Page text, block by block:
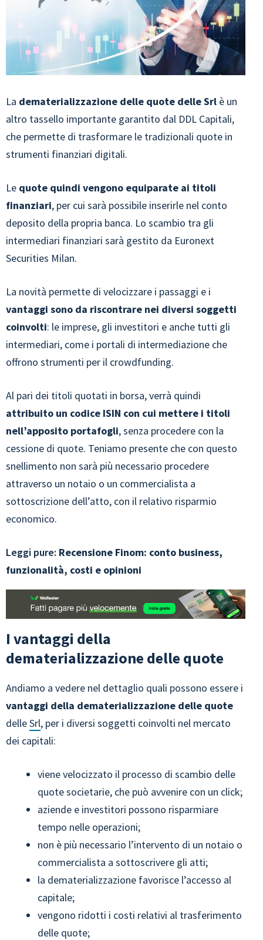
La dematerializzazione delle quote delle Srl è un
altro tassello importante garantito dal DDL Capitali,
che permette di trasformare le tradizionali quote in
strumenti finanziari digitali.
Le quote quindi vengono equiparate ai titoli
finanziari, per cui sarà possibile inserirle nel conto
deposito della propria banca. Lo scambio tra gli
intermediari finanziari sarà gestito da Euronext
Securities Milan.
La novità permette di velocizzare i passaggi e i
vantaggi sono da riscontrare nei diversi soggetti
coinvolti: le imprese, gli investitori e anche tutti gli
intermediari, come i portali di intermediazione che
offrono strumenti per il crowdfunding.
Al pari dei titoli quotati in borsa, verrà quindi
attribuito un codice ISIN con cui mettere i titoli
nell’apposito portafogli, senza procedere con la
cessione di quote. Teniamo presente che con questo
snellimento non sarà più necessario procedere
attraverso un notaio o un commercialista a
sottoscrizione dell’atto, con il relativo risparmio
economico.
Leggi pure: Recensione Finom: conto business,
funzionalità, costi e opinioni
I vantaggi della
dematerializzazione delle quote
Andiamo a vedere nel dettaglio quali possono essere i
vantaggi della dematerializzazione delle quote
delleSrl, per i diversi soggetti coinvolti nel mercato
dei capitali:
viene velocizzato il processo di scambio delle
quote societarie, che può avvenire con un click;
aziende e investitori possono risparmiare
tempo nelle operazioni;
non è più necessario l’intervento di un notaio o
commercialista a sottoscrivere gli atti;
la dematerializzazione favorisce l’accesso al
capitale;
vengono ridotti i costi relativi al trasferimento
delle quote;